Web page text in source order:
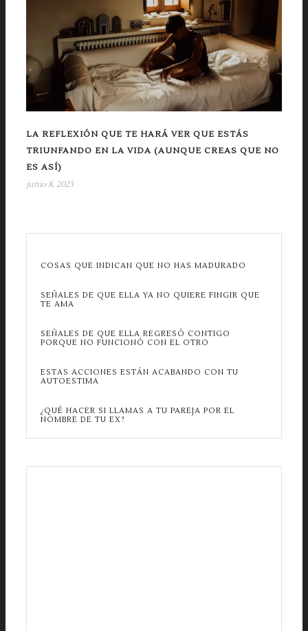
LA REFLEXIÓN QUE TE HARÁ VER QUE ESTÁS
TRIUNFANDO EN LA VIDA (AUNQUE CREAS QUE NO
ES ASÍ)
junio 8, 2023
COSAS QUE INDICAN QUE NO HAS MADURADO
SEÑALES DE QUE ELLA YA NO QUIERE FINGIR QUE
TE AMA
SEÑALES DE QUE ELLA REGRESÓ CONTIGO
PORQUE NO FUNCIONÓ CON EL OTRO
ESTAS ACCIONES ESTÁN ACABANDO CON TU
AUTOESTIMA
¿QUÉ HACER SI LLAMAS A TU PAREJA POR EL
NOMBRE DE TU EX?